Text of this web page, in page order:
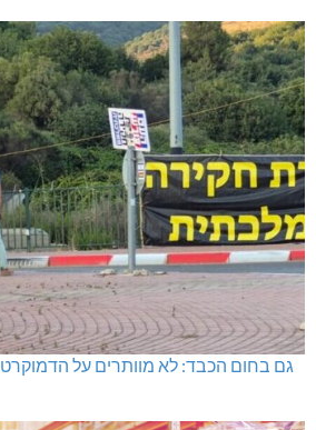
גם בחום הכבד: לא מוותרים על